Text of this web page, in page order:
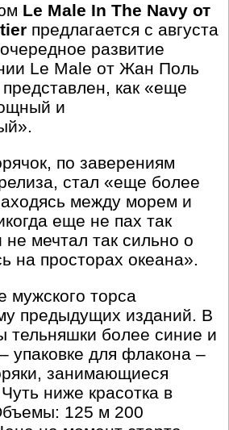
Le Male In The Navy от
предлагается с августа
развитие
Le Male от Жан Поль
как «еще
и
по заверениям
стал «еще более
между морем и
еще не пах так
не мечтал так сильно о
на просторах океана».
мужского торса
предыдущих изданий. В
тельняшки более синие и
упаковке для флакона –
занимающиеся
ниже красотка в
125 м 200